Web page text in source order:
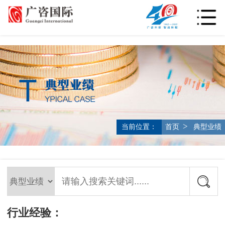
当前位置： 首页 > 典型业绩
行业经验：